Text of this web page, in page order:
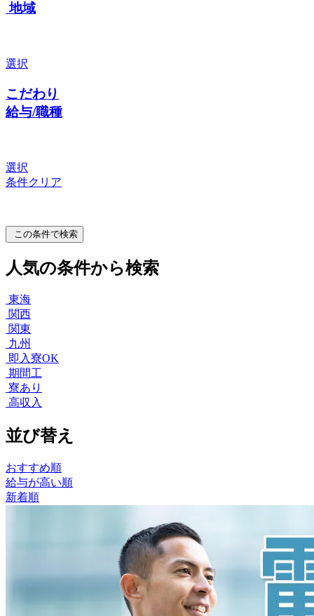
地域
選択
こだわり
給与/職種
選択
条件クリア
この条件で検索
人気の条件から検索
東海
関西
関東
九州
即入寮OK
期間工
寮あり
高収入
並び替え
おすすめ順
給与が高い順
新着順